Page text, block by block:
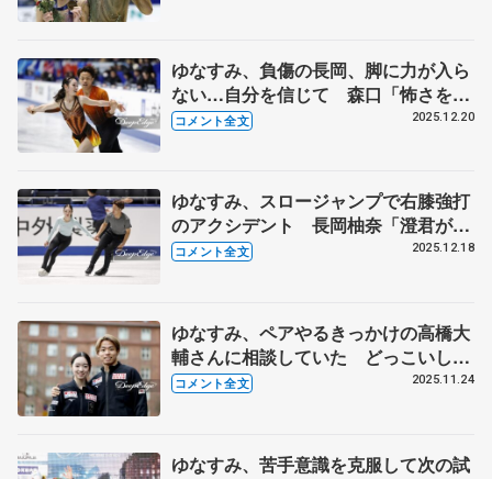
ゆなすみ、負傷の長岡、脚に力が入ら
ない…自分を信じて 森口「怖さを乗
り越えたのは、本当に信じられないく
コメント全文 2025.12.20
ゆなすみ、スロージャンプで右膝強打
のアクシデント 長岡柚奈「澄君がア
イシングとか電気とか持ってきて...」
コメント全文 2025.12.18
ゆなすみ、ペアやるきっかけの高橋大
輔さんに相談していた どっこいしょ
リフトを動画撮らせてくれませんかと
コメント全文 2025.11.24
ゆなすみ、苦手意識を克服して次の試